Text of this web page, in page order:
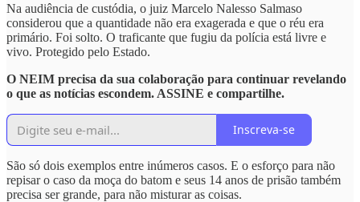
Na audiência de custódia, o juiz Marcelo Nalesso Salmaso
considerou que a quantidade não era exagerada e que o réu era
primário. Foi solto. O traficante que fugiu da polícia está livre e
vivo. Protegido pelo Estado.
O NEIM precisa da sua colaboração para continuar revelando
o que as notícias escondem. ASSINE e compartilhe.
Inscreva-se
São só dois exemplos entre inúmeros casos. E o esforço para não
repisar o caso da moça do batom e seus 14 anos de prisão também
precisa ser grande, para não misturar as coisas.